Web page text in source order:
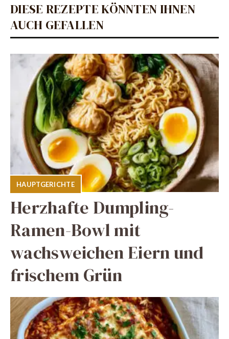
DIESE REZEPTE KÖNNTEN IHNEN
AUCH GEFALLEN
HAUPTGERICHTE
Herzhafte Dumpling-
Ramen-Bowl mit
wachsweichen Eiern und
frischem Grün